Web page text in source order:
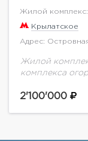
Жилой комплекс:
Крылатское
Адрес:
Жилой
комплекса
входа в
2'100'000